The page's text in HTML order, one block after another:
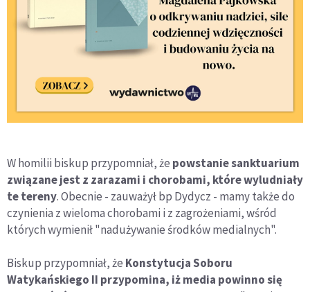
W homilii biskup przypomniał, że powstanie sanktuarium
związane jest z zarazami i chorobami, które wyludniały
te tereny. Obecnie - zauważył bp Dydycz - mamy także do
czynienia z wieloma chorobami i z zagrożeniami, wśród
których wymienił "nadużywanie środków medialnych".
Biskup przypomniał, że Konstytucja Soboru
Watykańskiego II przypomina, iż media powinno się